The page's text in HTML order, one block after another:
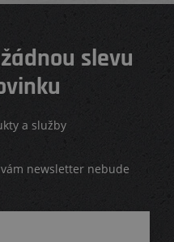
slevu
a služby
newsletter nebude